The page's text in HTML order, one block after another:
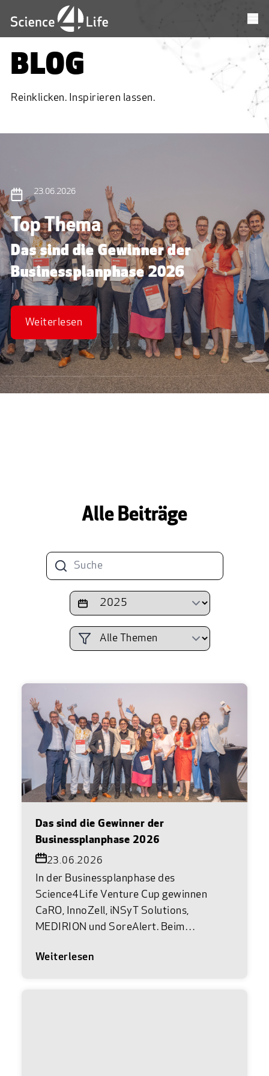
BLOG
Reinklicken. Inspirieren lassen.
23.06.2026
Top Thema
Das sind die Gewinner der
Businessplanphase 2026
Weiterlesen
Alle Beiträge
Das sind die Gewinner der
Businessplanphase 2026
23.06.2026
In der Businessplanphase des
Science4Life Venture Cup gewinnen
CaRO, InnoZell, iNSyT Solutions,
MEDIRION und SoreAlert. Beim
Voltalyon als Siegerteam hervor. Am 22.
Weiterlesen